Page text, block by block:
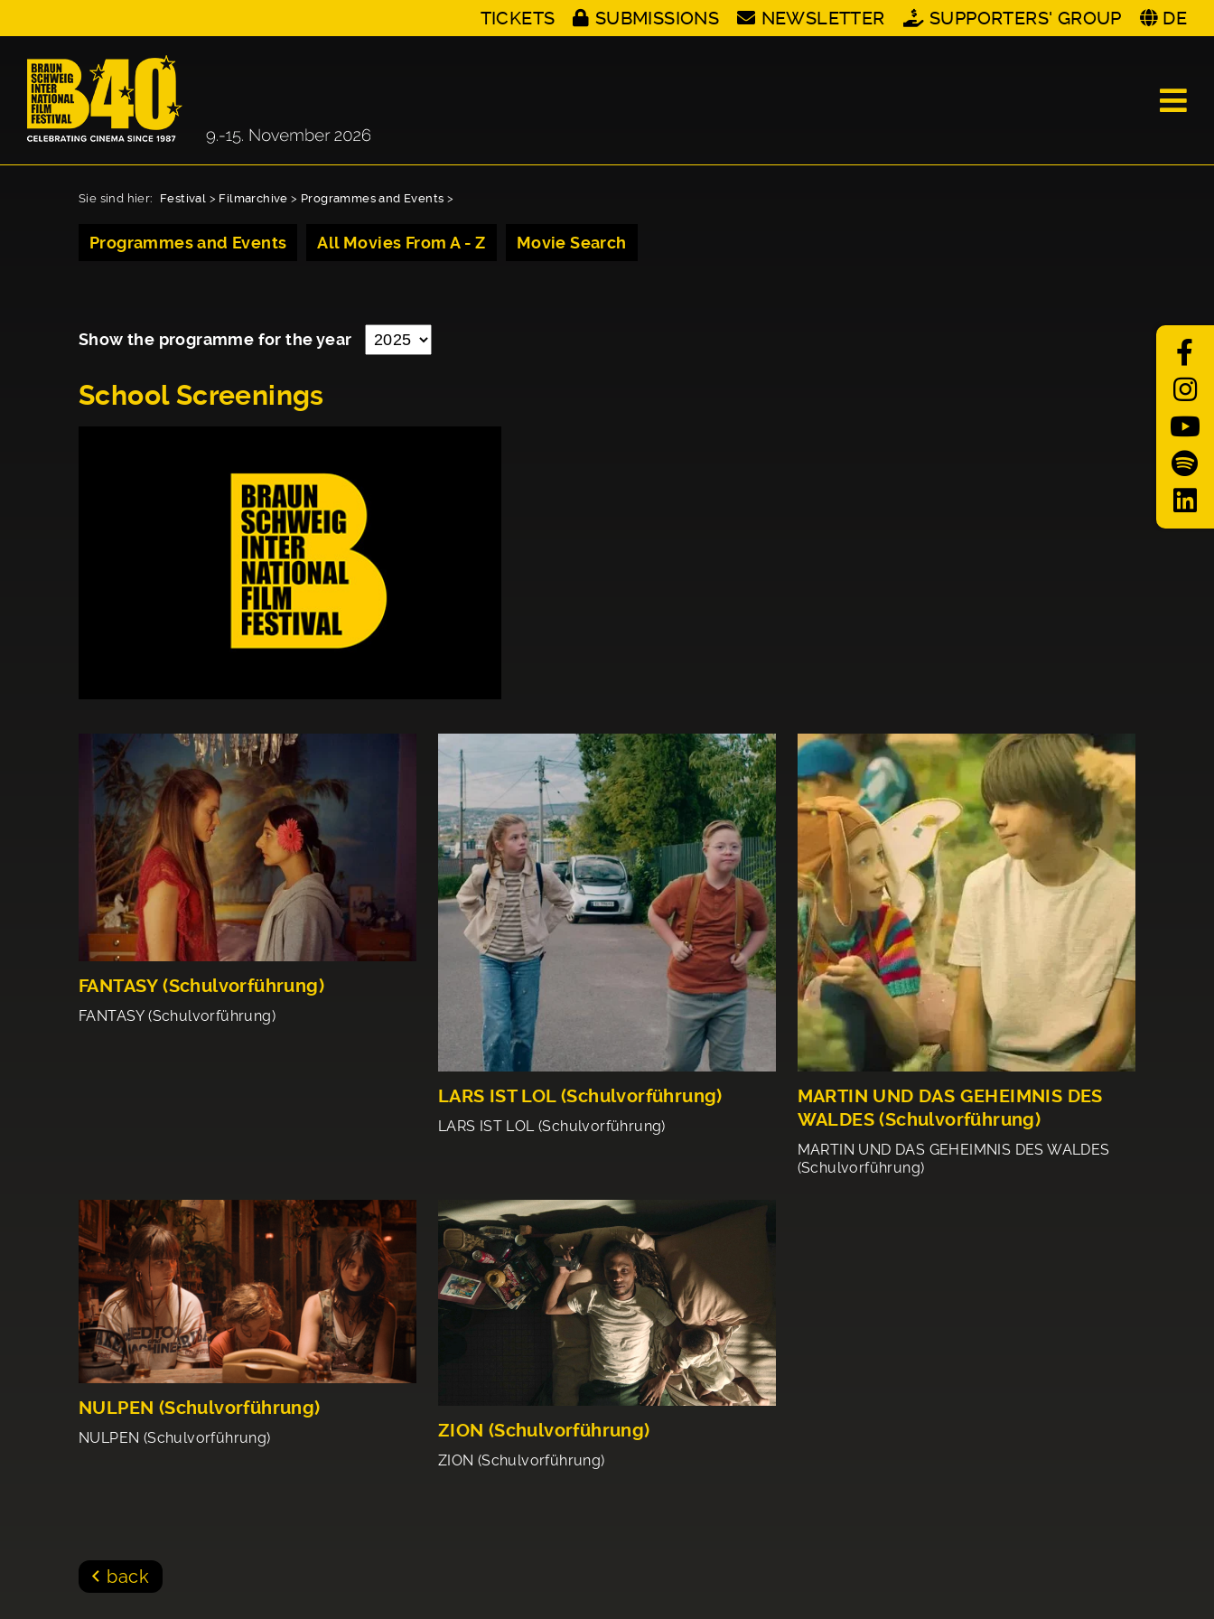
TICKETS SUBMISSIONS NEWSLETTER SUPPORTERS' GROUP DE
Sie sind hier: Festival > Filmarchive > Programmes and Events >
Programmes and Events All Movies From A - Z Movie Search
Show the programme for the year
School Screenings
FANTASY (Schulvorführung)
FANTASY (Schulvorführung)
LARS IST LOL (Schulvorführung)
LARS IST LOL (Schulvorführung)
MARTIN UND DAS GEHEIMNIS DES
WALDES (Schulvorführung)
MARTIN UND DAS GEHEIMNIS DES WALDES
(Schulvorführung)
NULPEN (Schulvorführung)
NULPEN (Schulvorführung) ZION (Schulvorführung)
ZION (Schulvorführung)
back